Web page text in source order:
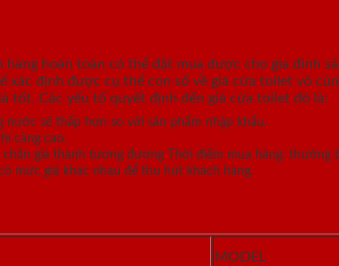
hàng hoàn toàn có thể đặt mua được cho gia đình
xác định được cụ thể con số về giá cửa toilet vô
tốt. Các yếu tố quyết định đến giá cửa toilet đó là:
nước sẽ thấp hơn so với sản phẩm nhập khẩu.
càng cao.
giá thành tương đương Thời điểm mua hàng:
mức giá khác nhau để thu hút khách hàng.
MODEL